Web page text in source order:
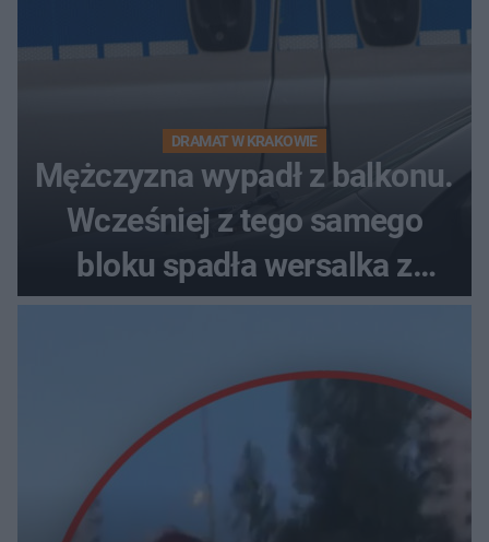
DRAMAT W KRAKOWIE
Mężczyzna wypadł z balkonu.
Wcześniej z tego samego
bloku spadła wersalka z
pościelą